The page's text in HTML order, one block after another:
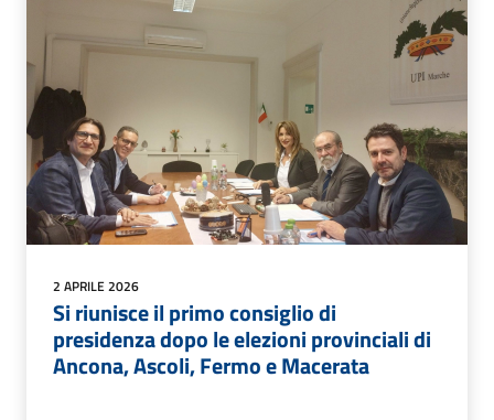
2 APRILE 2026
Si riunisce il primo consiglio di
presidenza dopo le elezioni provinciali di
Ancona, Ascoli, Fermo e Macerata